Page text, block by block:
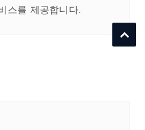
스를 제공합니다.